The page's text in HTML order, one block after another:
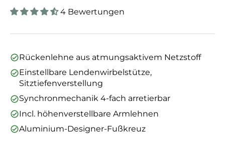
4 Bewertungen
Rückenlehne aus atmungsaktivem Netzstoff
Einstellbare Lendenwirbelstütze,
Sitztiefenverstellung
Synchronmechanik 4-fach arretierbar
Incl. höhenverstellbare Armlehnen
Aluminium-Designer-Fußkreuz